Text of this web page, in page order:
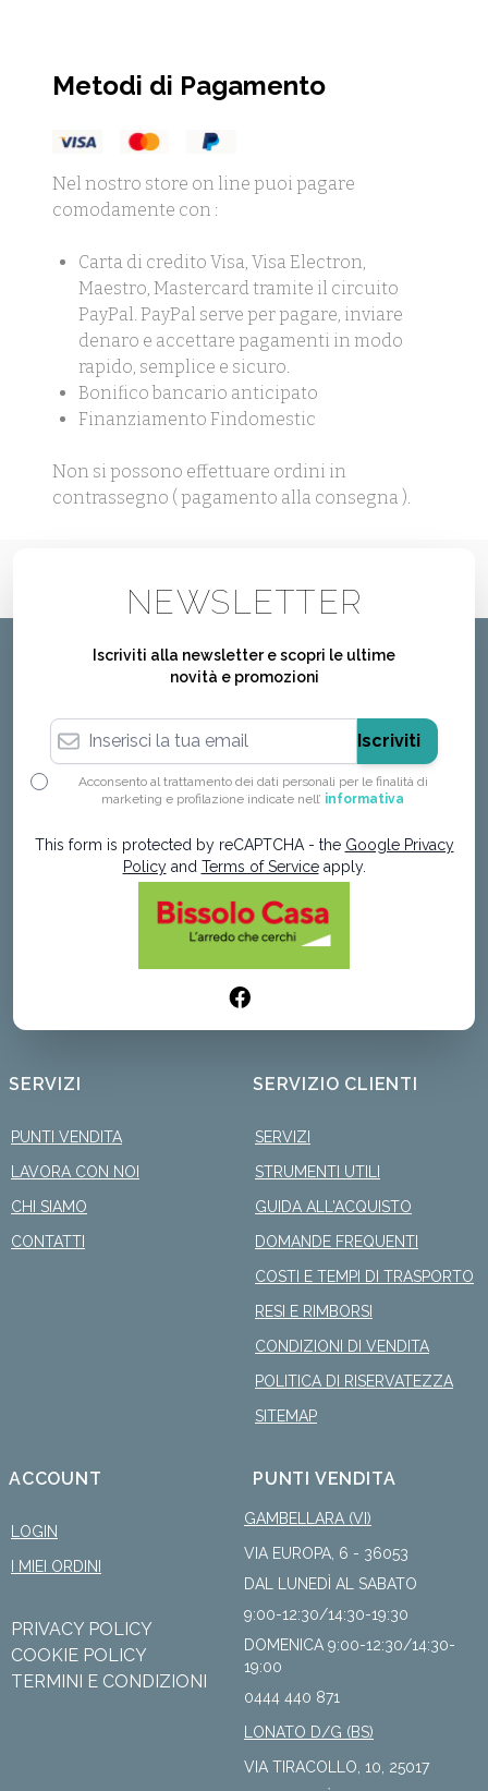
Metodi di Pagamento
Nel nostro store on line puoi pagare
comodamente con :
Carta di credito Visa, Visa Electron,
Maestro, Mastercard tramite il circuito
PayPal. PayPal serve per pagare, inviare
denaro e accettare pagamenti in modo
rapido, semplice e sicuro.
Bonifico bancario anticipato
Finanziamento Findomestic
Non si possono effettuare ordini in
contrassegno ( pagamento alla consegna ).
SERVIZI
PUNTI VENDITA
LAVORA CON NOI
CHI SIAMO
CONTATTI
SERVIZIO CLIENTI
SERVIZI
STRUMENTI UTILI
GUIDA ALL'ACQUISTO
DOMANDE FREQUENTI
COSTI E TEMPI DI TRASPORTO
RESI E RIMBORSI
CONDIZIONI DI VENDITA
POLITICA DI RISERVATEZZA
SITEMAP
NEWSLETTER
Iscriviti alla newsletter e scopri le ultime
novità e promozioni
Indirizzo email
Iscriviti
Acconsento al trattamento dei dati personali per le finalità di
marketing e profilazione indicate nell’ informativa
This form is protected by reCAPTCHA - the Google Privacy
Policyand Terms of Serviceapply.
ACCOUNT
LOGIN
I MIEI ORDINI
PRIVACY POLICY
COOKIE POLICY
TERMINI E CONDIZIONI
PUNTI VENDITA
GAMBELLARA (VI)
VIA EUROPA, 6 - 36053
DAL LUNEDÌ AL SABATO
9:00-12:30/14:30-19:30
DOMENICA 9:00-12:30/14:30-
19:00
0444 440 871
LONATO D/G (BS)
VIA TIRACOLLO, 10, 25017